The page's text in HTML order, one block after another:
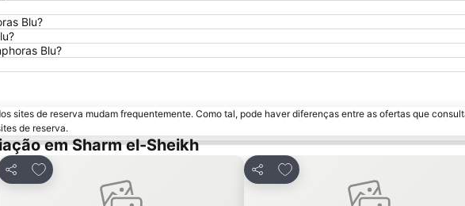
Blu?
Blu?
sites de reserva mudam frequentemente. Como tal, pode haver diferenças entre as ofertas que
de reserva.
em Sharm el-Sheikh
Partilhar
Adicionar aos favoritos
Partilhar
Adicionar aos favoritos